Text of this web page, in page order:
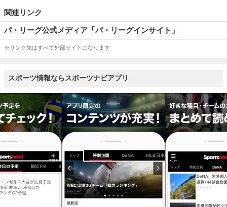
関連リンク
パ・リーグ公式メディア「パ・リーグインサイト」
※リンク先はすべて外部サイトになります
スポーツ情報ならスポーツナビアプリ